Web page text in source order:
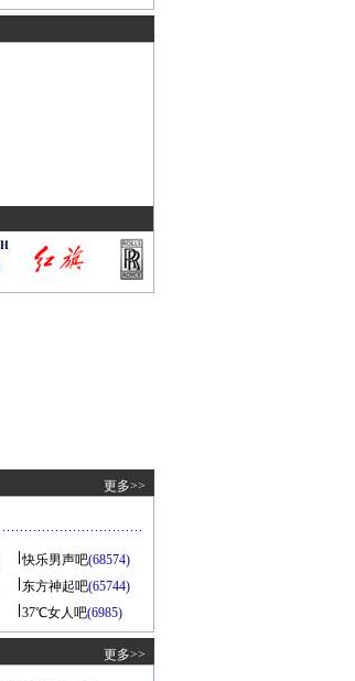
更多>>
快乐男声吧(68574)
东方神起吧(65744)
37℃女人吧(6985)
更多>>